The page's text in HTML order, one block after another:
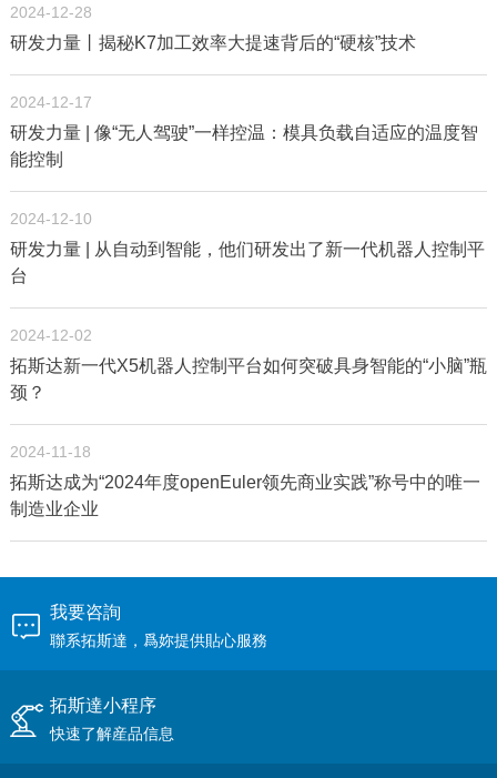
2024-12-28
研发力量丨揭秘K7加工效率大提速背后的“硬核”技术
2024-12-17
研发力量 | 像“无人驾驶”一样控温：模具负载自适应的温度智
能控制
2024-12-10
研发力量 | 从自动到智能，他们研发出了新一代机器人控制平
台
2024-12-02
拓斯达新一代X5机器人控制平台如何突破具身智能的“小脑”瓶
颈？
2024-11-18
拓斯达成为“2024年度openEuler领先商业实践”称号中的唯一
制造业企业
我要咨詢
聯系拓斯達，爲妳提供貼心服務
拓斯達小程序
快速了解産品信息